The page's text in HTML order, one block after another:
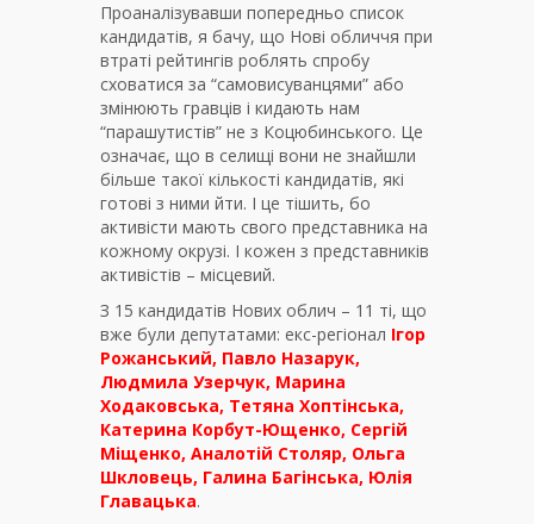
Проаналізувавши попередньо список
кандидатів, я бачу, що Нові обличчя при
втраті рейтингів роблять спробу
сховатися за “самовисуванцями” або
змінюють гравців і кидають нам
“парашутистів” не з Коцюбинського. Це
означає, що в селищі вони не знайшли
більше такої кількості кандидатів, які
готові з ними йти. І це тішить, бо
активісти мають свого представника на
кожному окрузі. І кожен з представників
активістів – місцевий.
З 15 кандидатів Нових облич – 11 ті, що
вже були депутатами: екс-регіонал Ігор
Рожанський, Павло Назарук,
Людмила Узерчук, Марина
Ходаковська, Тетяна Хоптінська,
Катерина Корбут-Ющенко, Сергій
Міщенко, Аналотій Столяр, Ольга
Шкловець, Галина Багінська, Юлія
Главацька.